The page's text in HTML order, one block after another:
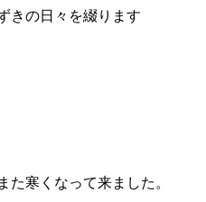
きの日々を綴ります
た寒くなって来ました。